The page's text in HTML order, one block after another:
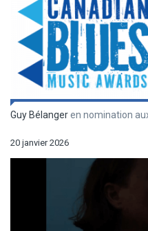
Guy Bélangeren nomination
20 janvier 2026